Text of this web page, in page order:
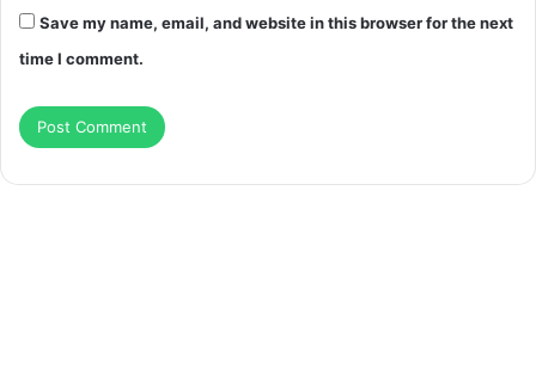
Save my name, email, and website in this browser for the next
time I comment.